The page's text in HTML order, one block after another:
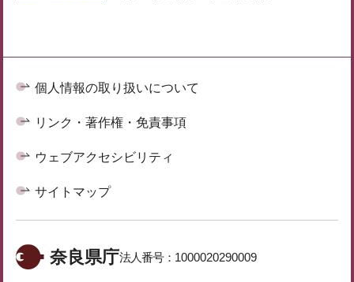
個人情報の取り扱いについて
リンク・著作権・免責事項
ウェブアクセシビリティ
サイトマップ
奈良県庁法人番号： 1000020290009